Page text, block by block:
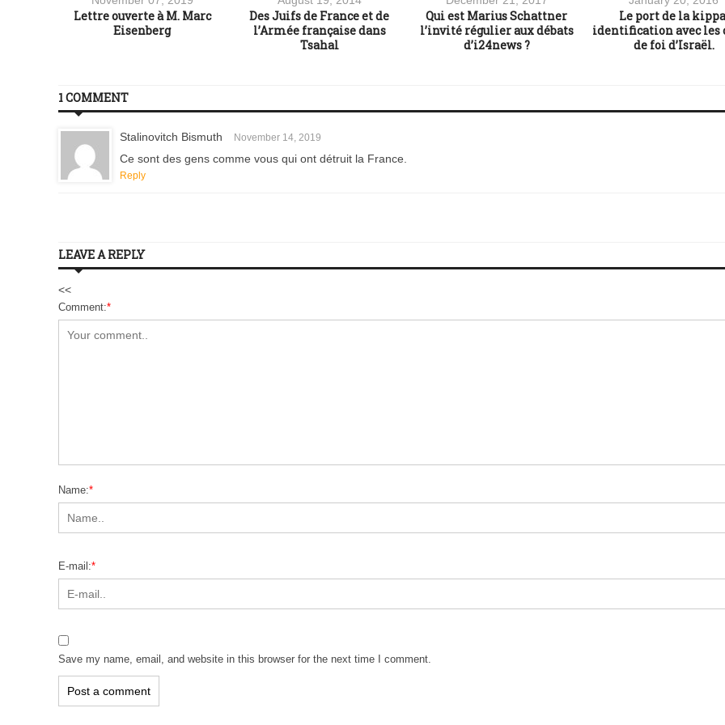
Lettre ouverte à M. Marc
Eisenberg
Des Juifs de France et de
l’Armée française dans
Tsahal
Qui est Marius Schattner
l’invité régulier aux débats
d’i24news ?
Le port de la
identification avec les
de foi d’Israël.
1 COMMENT
Stalinovitch Bismuth November 14, 2019
Ce sont des gens comme vous qui ont détruit la France.
Reply
LEAVE A REPLY
<<
Comment:*
Name:*
E-mail:*
Save my name, email, and website in this browser for the next time I comment.